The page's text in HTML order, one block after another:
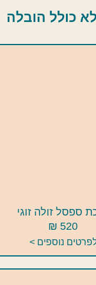
כולל הובלה
ספסל זולה זוגי
520 ₪
נוספים >